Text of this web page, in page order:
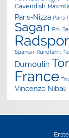
Cavendish
Paris-Nizza Paris-
Sagan Phil
Spanien-Rundfahrt
Dumoulin
France
Vincenzo Nibali